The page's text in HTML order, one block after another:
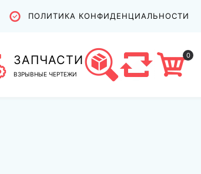
ПОЛИТИКА КОНФИДЕНЦИАЛЬНОСТИ
ЗАПЧАСТИ
ВЗРЫВНЫЕ ЧЕРТЕЖИ
0